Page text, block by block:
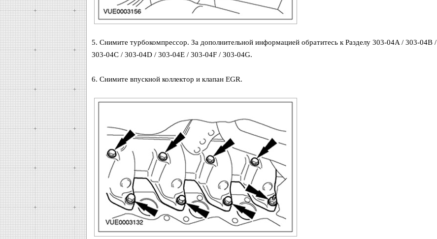
5. Снимите турбокомпрессор. За дополнительной информацией обратитесь к Разделу 303-04A / 303-04B /
303-04C / 303-04D / 303-04E / 303-04F / 303-04G.
6. Снимите впускной коллектор и клапан EGR.